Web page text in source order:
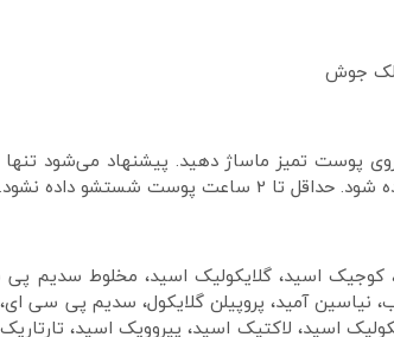
لک جوش
پوست تمیز ماساژ دهید. پیشنهاد می‌شود
شستشو داده نشود.
96%، روغن درخت چای، گلیسرین 99.5%، کوجیک اسید،
آب، نیاسین آمید، پروپیلن گلایکول، سدیم پی